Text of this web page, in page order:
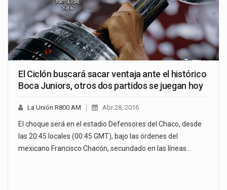
El Ciclón buscará sacar ventaja ante el histórico
Boca Juniors, otros dos partidos se juegan hoy
La Unión R800 AM Abr 28, 2016
El choque será en el estadio Defensores del Chaco, desde
las 20:45 locales (00:45 GMT), bajo las órdenes del
mexicano Francisco Chacón, secundado en las líneas…